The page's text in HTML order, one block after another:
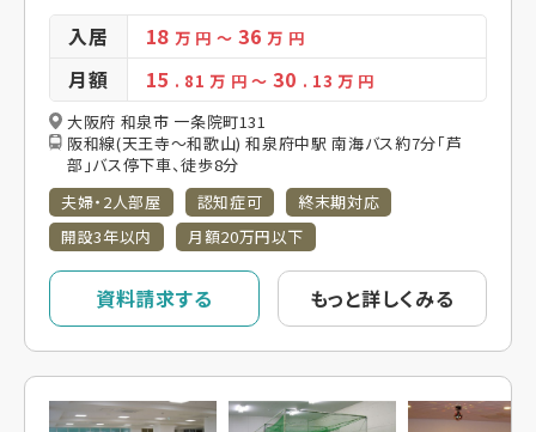
入居 18万 円 ～ 36万 円
月額 15 . 81万 円 ～ 30 . 13 万 円
大阪府 和泉市 一条院町131
阪和線(天王寺～和歌山) 和泉府中駅 南海バス約7分「芦
部」バス停下車、徒歩8分
夫婦・2人部屋
認知症可
終末期対応
開設3年以内
月額20万円以下
資料請求する もっと詳しくみる